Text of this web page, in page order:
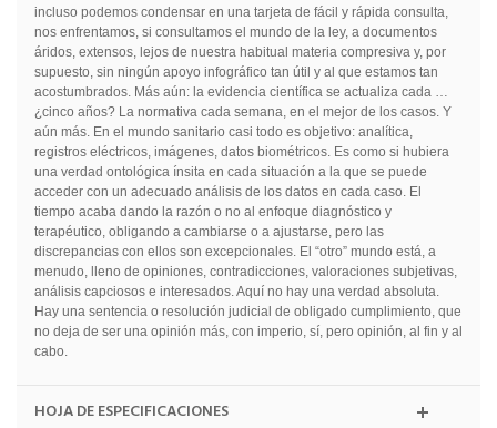
incluso podemos condensar en una tarjeta de fácil y rápida consulta,
nos enfrentamos, si consultamos el mundo de la ley, a documentos
áridos, extensos, lejos de nuestra habitual materia compresiva y, por
supuesto, sin ningún apoyo infográfico tan útil y al que estamos tan
acostumbrados. Más aún: la evidencia científica se actualiza cada …
¿cinco años? La normativa cada semana, en el mejor de los casos. Y
aún más. En el mundo sanitario casi todo es objetivo: analítica,
registros eléctricos, imágenes, datos biométricos. Es como si hubiera
una verdad ontológica ínsita en cada situación a la que se puede
acceder con un adecuado análisis de los datos en cada caso. El
tiempo acaba dando la razón o no al enfoque diagnóstico y
terapéutico, obligando a cambiarse o a ajustarse, pero las
discrepancias con ellos son excepcionales. El “otro” mundo está, a
menudo, lleno de opiniones, contradicciones, valoraciones subjetivas,
análisis capciosos e interesados. Aquí no hay una verdad absoluta.
Hay una sentencia o resolución judicial de obligado cumplimiento, que
no deja de ser una opinión más, con imperio, sí, pero opinión, al fin y al
cabo.
HOJA DE ESPECIFICACIONES